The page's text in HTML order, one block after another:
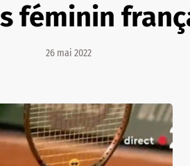
féminin
26 mai 2022